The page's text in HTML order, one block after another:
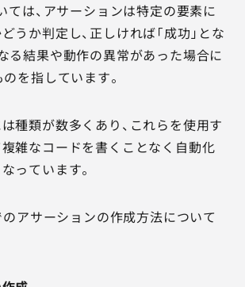
は、アサーションは特定の要素に
うか判定し、正しければ「成功」とな
る結果や動作の異常があった場合に
のを指しています。
種類が数多くあり、これらを使用す
雑なコードを書くことなく自動化
っています。
アサーションの作成方法について